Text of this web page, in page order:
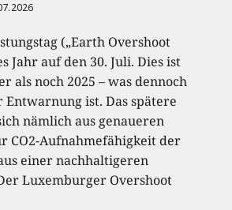
(„Earth Overshoot
Jahr auf den 30. Juli. Dies ist
als noch 2025 – was dennoch
ist. Das spätere
nämlich aus genaueren
CO2-Aufnahmefähigkeit der
einer nachhaltigeren
Luxemburger Overshoot